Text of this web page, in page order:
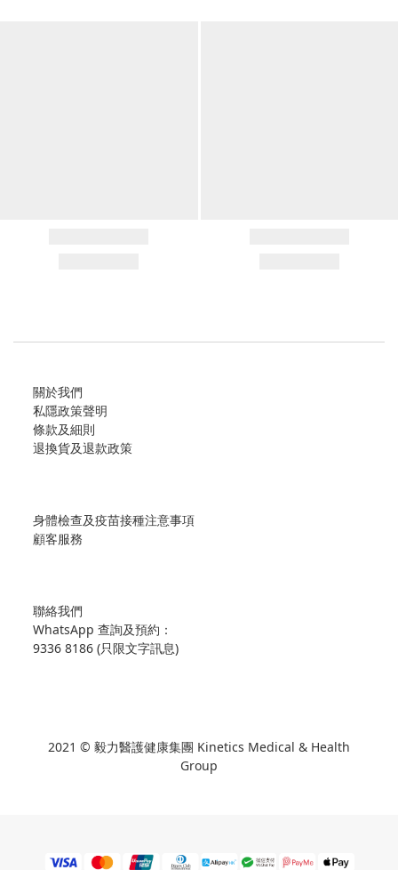
關於我們
私隱政策聲明
條款及細則
退換貨及退款政策
身體檢查及疫苗接種注意事項
顧客服務
聯絡我們
WhatsApp 查詢及預約：
9336 8186 (只限文字訊息)
2021 © 毅力醫護健康集團 Kinetics Medical & Health
Group